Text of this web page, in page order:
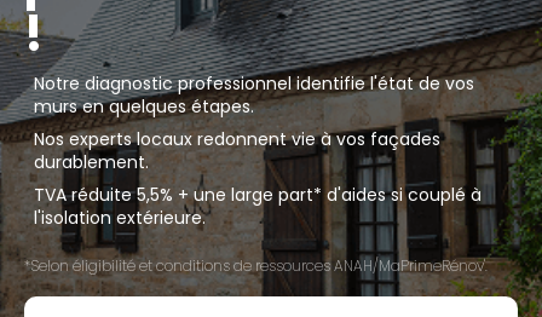
!
Notre diagnostic professionnel identifie l'état de vos
murs en quelques étapes.
Nos experts locaux redonnent vie à vos façades
durablement.
TVA réduite 5,5% + une large part* d'aides si couplé à
l'isolation extérieure.
*Selon éligibilité et conditions de ressources ANAH/MaPrimeRénov'.